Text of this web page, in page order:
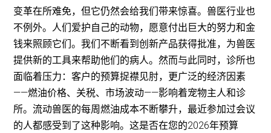
变革在所难免，但它仍然会给我们带来惊喜。兽医行业也
不例外。人们爱护自己的动物，愿意付出巨大的努力和金
钱来照顾它们。我们不断看到创新产品获得批准，为兽医
提供新的工具来帮助他们的病人。然而与此同时，诊所也
面临着压力：客户的预算捉襟见肘，更广泛的经济因素
——燃油价格、关税、市场波动——影响着宠物主人和诊
所。流动兽医的每周燃油成本不断攀升，最近参加过会议
的人都感受到了这种影响。这是否在您的2026年预算